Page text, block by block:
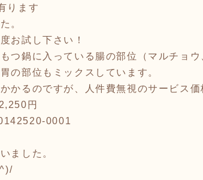
ります
。
お試し下さい！
つ鍋に入っている腸の部位（マルチョ
の部位もミックスしています。
かるのですが、人件費無視のサービス価
円
0001
ました。